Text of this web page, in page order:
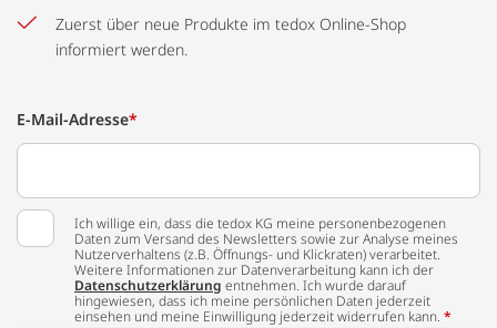
Zuerst über neue Produkte im tedox Online-Shop
informiert werden.
E-Mail-Adresse*
Ich willige ein, dass die tedox KG meine personenbezogenen
Daten zum Versand des Newsletters sowie zur Analyse meines
Nutzerverhaltens (z.B. Öffnungs- und Klickraten) verarbeitet.
Weitere Informationen zur Datenverarbeitung kann ich der
Datenschutzerklärung entnehmen. Ich wurde darauf
hingewiesen, dass ich meine persönlichen Daten jederzeit
einsehen und meine Einwilligung jederzeit widerrufen kann. *